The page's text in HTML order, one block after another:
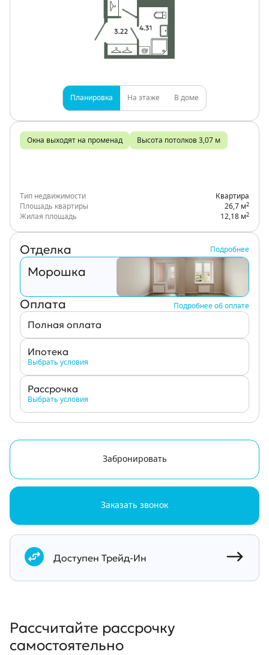
Планировка На этаже В доме
Окна выходят на променад Высота потолков 3,07 м
Тип недвижимости
Квартира
Площадь квартиры
26,7 м2
Жилая площадь 12,18 м2
Отделка Подробнее
Морошка
Оплата Подробнее об оплате
Полная оплата
Ипотека
Выбрать условия
Рассрочка
Выбрать условия
Забронировать
Заказать звонок
Документы
Доступен Трейд-Ин
Рассчитайте рассрочку
самостоятельно